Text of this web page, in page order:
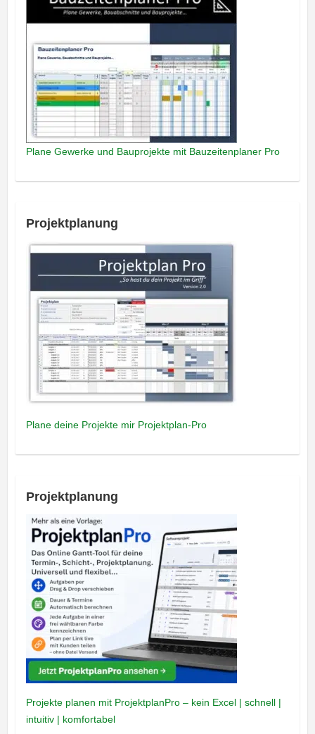
Plane Gewerke und Bauprojekte mit Bauzeitenplaner Pro
Projektplanung
Plane deine Projekte mir Projektplan-Pro
Projektplanung
Projekte planen mit ProjektplanPro – kein Excel | schnell |
intuitiv | komfortabel